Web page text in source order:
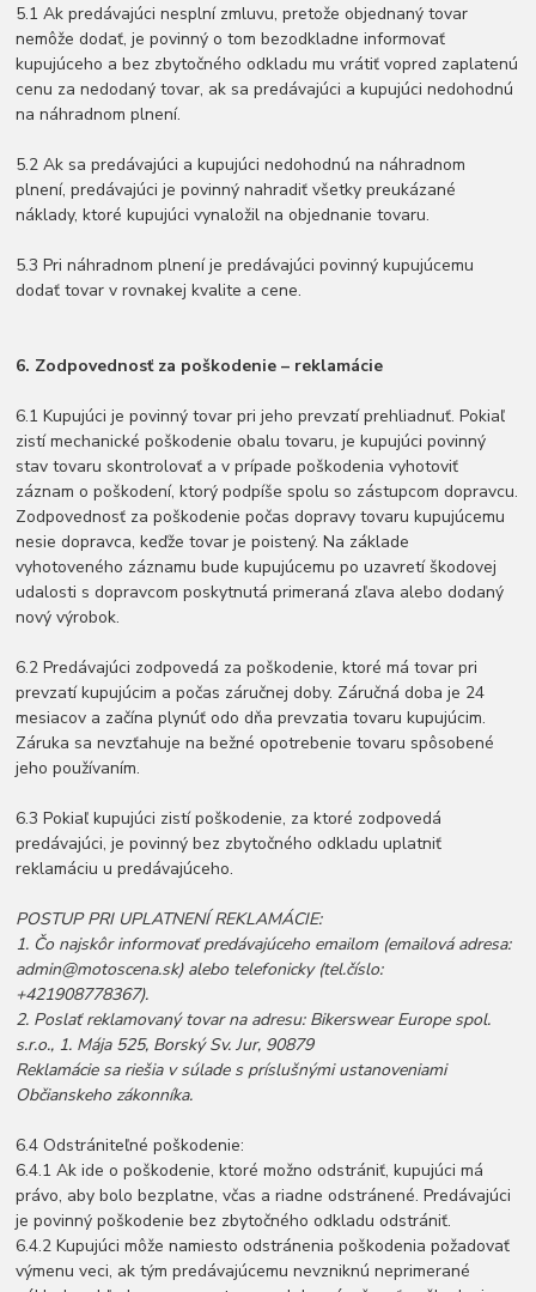
5.1 Ak predávajúci nesplní zmluvu, pretože objednaný tovar
nemôže dodať, je povinný o tom bezodkladne informovať
kupujúceho a bez zbytočného odkladu mu vrátiť vopred zaplatenú
cenu za nedodaný tovar, ak sa predávajúci a kupujúci nedohodnú
na náhradnom plnení.
5.2 Ak sa predávajúci a kupujúci nedohodnú na náhradnom
plnení, predávajúci je povinný nahradiť všetky preukázané
náklady, ktoré kupujúci vynaložil na objednanie tovaru.
5.3 Pri náhradnom plnení je predávajúci povinný kupujúcemu
dodať tovar v rovnakej kvalite a cene.
6. Zodpovednosť za poškodenie – reklamácie
6.1 Kupujúci je povinný tovar pri jeho prevzatí prehliadnuť. Pokiaľ
zistí mechanické poškodenie obalu tovaru, je kupujúci povinný
stav tovaru skontrolovať a v prípade poškodenia vyhotoviť
záznam o poškodení, ktorý podpíše spolu so zástupcom dopravcu.
Zodpovednosť za poškodenie počas dopravy tovaru kupujúcemu
nesie dopravca, keďže tovar je poistený. Na základe
vyhotoveného záznamu bude kupujúcemu po uzavretí škodovej
udalosti s dopravcom poskytnutá primeraná zľava alebo dodaný
nový výrobok.
6.2 Predávajúci zodpovedá za poškodenie, ktoré má tovar pri
prevzatí kupujúcim a počas záručnej doby. Záručná doba je 24
mesiacov a začína plynúť odo dňa prevzatia tovaru kupujúcim.
Záruka sa nevzťahuje na bežné opotrebenie tovaru spôsobené
jeho používaním.
6.3 Pokiaľ kupujúci zistí poškodenie, za ktoré zodpovedá
predávajúci, je povinný bez zbytočného odkladu uplatniť
reklamáciu u predávajúceho.
POSTUP PRI UPLATNENÍ REKLAMÁCIE:
1. Čo najskôr informovať predávajúceho emailom (emailová adresa:
admin@motoscena.sk) alebo telefonicky (tel.číslo:
+421908778367).
2. Poslať reklamovaný tovar na adresu: Bikerswear Europe spol.
s.r.o., 1. Mája 525, Borský Sv. Jur, 90879
Reklamácie sa riešia v súlade s príslušnými ustanoveniami
Občianskeho zákonníka.
6.4 Odstrániteľné poškodenie:
6.4.1 Ak ide o poškodenie, ktoré možno odstrániť, kupujúci má
právo, aby bolo bezplatne, včas a riadne odstránené. Predávajúci
je povinný poškodenie bez zbytočného odkladu odstrániť.
6.4.2 Kupujúci môže namiesto odstránenia poškodenia požadovať
výmenu veci, ak tým predávajúcemu nevzniknú neprimerané